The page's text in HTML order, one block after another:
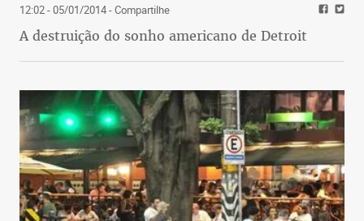
12:02 - 05/01/2014- Compartilhe
A destruição do sonho americano de Detroit